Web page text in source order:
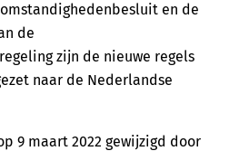
en de
de
zijn de nieuwe regels
naar de Nederlandse
9 maart 2022 gewijzigd door